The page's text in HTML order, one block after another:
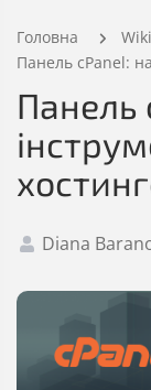
Головна Wiki
Панель cPanel:
Панель
Diana